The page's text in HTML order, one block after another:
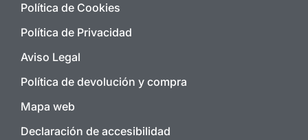
Política de Cookies
Política de Privacidad
Aviso Legal
Política de devolución y compra
Mapa web
Declaración de accesibilidad